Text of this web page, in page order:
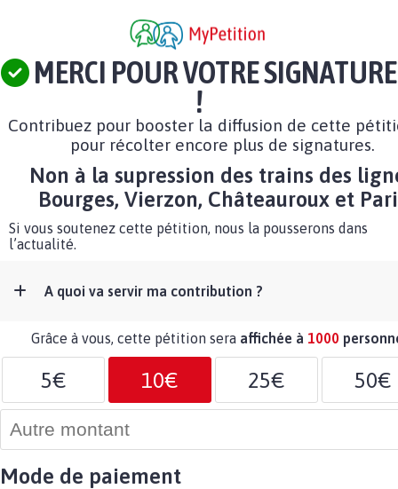
MERCI POUR VOTRE SIGNATURE
!
Contribuez pour booster la diffusion de cette
pour récolter encore plus de signatures.
Non à la supression des trains des
Bourges, Vierzon, Châteauroux et
Si vous soutenez cette pétition, nous la pousserons dans
l’actualité.
A quoi va servir ma contribution ?
Grâce à vous, cette pétition sera affichée à 1000
5€ 10€ 25€ 50€
Mode de paiement